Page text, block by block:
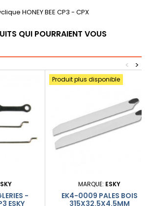
HONEY BEE CP3 - CPX
QUI POURRAIENT VOUS
>
<
-
ESKY
Produit plus disponible
MARQUE: ESKY
EK4-0009 PALES BOIS
315X32.5X4.5MM